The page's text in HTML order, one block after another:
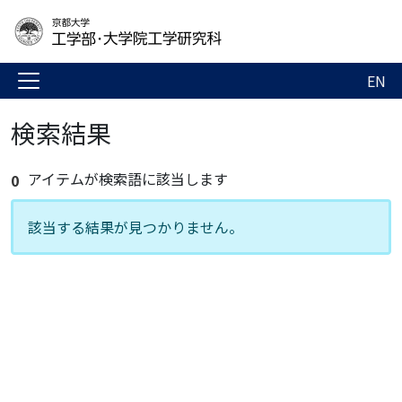
EN
検索結果
0 アイテムが検索語に該当します
該当する結果が見つかりません。